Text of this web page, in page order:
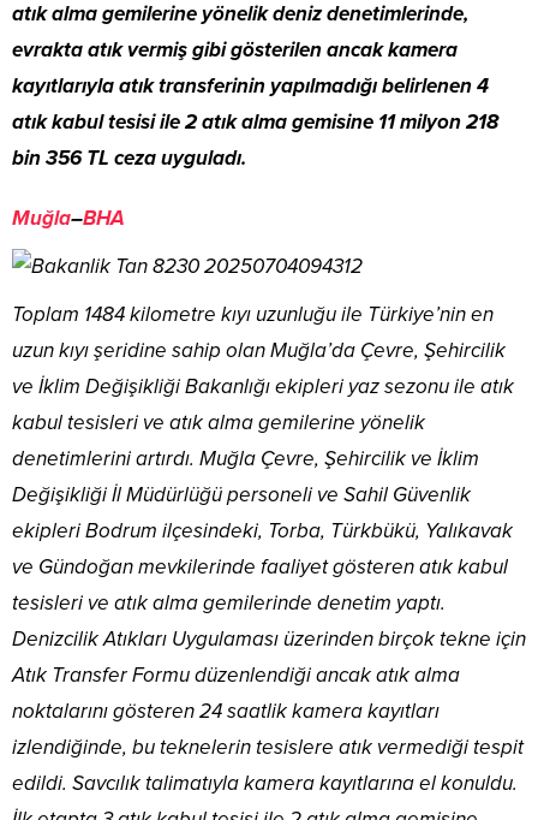
atık alma gemilerine yönelik deniz denetimlerinde,
evrakta atık vermiş gibi gösterilen ancak kamera
kayıtlarıyla atık transferinin yapılmadığı belirlenen 4
atık kabul tesisi ile 2 atık alma gemisine 11 milyon 218
bin 356 TL ceza uyguladı.
Muğla–BHA
Toplam 1484 kilometre kıyı uzunluğu ile Türkiye’nin en
uzun kıyı şeridine sahip olan Muğla’da Çevre, Şehircilik
ve İklim Değişikliği Bakanlığı ekipleri yaz sezonu ile atık
kabul tesisleri ve atık alma gemilerine yönelik
denetimlerini artırdı. Muğla Çevre, Şehircilik ve İklim
Değişikliği İl Müdürlüğü personeli ve Sahil Güvenlik
ekipleri Bodrum ilçesindeki, Torba, Türkbükü, Yalıkavak
ve Gündoğan mevkilerinde faaliyet gösteren atık kabul
tesisleri ve atık alma gemilerinde denetim yaptı.
Denizcilik Atıkları Uygulaması üzerinden birçok tekne için
Atık Transfer Formu düzenlendiği ancak atık alma
noktalarını gösteren 24 saatlik kamera kayıtları
izlendiğinde, bu teknelerin tesislere atık vermediği tespit
edildi. Savcılık talimatıyla kamera kayıtlarına el konuldu.